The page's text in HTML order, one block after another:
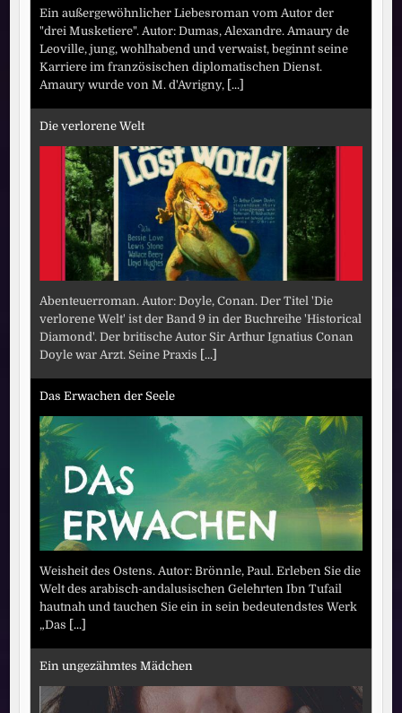
Ein außergewöhnlicher Liebesroman vom Autor der
"drei Musketiere". Autor: Dumas, Alexandre. Amaury de
Leoville, jung, wohlhabend und verwaist, beginnt seine
Karriere im französischen diplomatischen Dienst.
Amaury wurde von M. d'Avrigny, [...]
Die verlorene Welt
Abenteuerroman. Autor: Doyle, Conan. Der Titel 'Die
verlorene Welt' ist der Band 9 in der Buchreihe 'Historical
Diamond'. Der britische Autor Sir Arthur Ignatius Conan
Doyle war Arzt. Seine Praxis [...]
Das Erwachen der Seele
Weisheit des Ostens. Autor: Brönnle, Paul. Erleben Sie die
Welt des arabisch-andalusischen Gelehrten Ibn Tufail
hautnah und tauchen Sie ein in sein bedeutendstes Werk
„Das [...]
Ein ungezähmtes Mädchen